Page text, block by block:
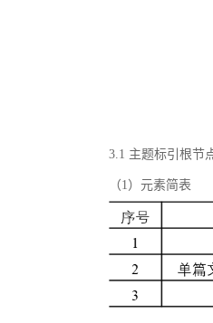
3.1 主题标引根节
（1）元素简表